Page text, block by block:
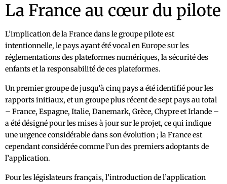
La France au cœur du pilote
L’implication de la France dans le groupe pilote est
intentionnelle, le pays ayant été vocal en Europe sur les
réglementations des plateformes numériques, la sécurité des
enfants et la responsabilité de ces plateformes.
Un premier groupe de jusqu’à cinq pays a été identifié pour les
rapports initiaux, et un groupe plus récent de sept pays au total
– France, Espagne, Italie, Danemark, Grèce, Chypre et Irlande –
a été désigné pour les mises à jour sur le projet, ce qui indique
une urgence considérable dans son évolution ; la France est
cependant considérée comme l’un des premiers adoptants de
l’application.
Pour les législateurs français, l’introduction de l’application